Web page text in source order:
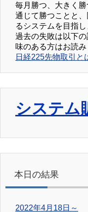
毎月勝つ、大きく
通じて勝つことと
るシステムを目指し
過去の失敗は以下
味のある方はお読み
日経225先物取引と
システム
本日の結果
2022年4月18日～